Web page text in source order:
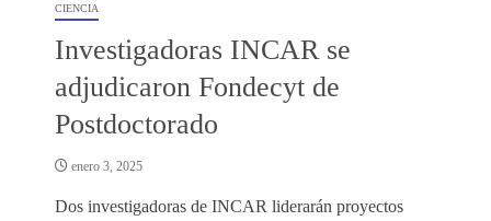
CIENCIA
Investigadoras INCAR se
adjudicaron Fondecyt de
Postdoctorado
enero 3, 2025
Dos investigadoras de INCAR liderarán proyectos